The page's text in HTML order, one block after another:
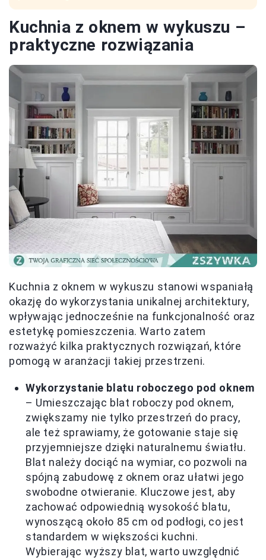
Kuchnia z oknem w wykuszu –
praktyczne rozwiązania
Kuchnia z oknem w wykuszu stanowi wspaniałą
okazję do wykorzystania unikalnej architektury,
wpływając jednocześnie na funkcjonalność oraz
estetykę pomieszczenia. Warto zatem
rozważyć kilka praktycznych rozwiązań, które
pomogą w aranżacji takiej przestrzeni.
Wykorzystanie blatu roboczego pod oknem
– Umieszczając blat roboczy pod oknem,
zwiększamy nie tylko przestrzeń do pracy,
ale też sprawiamy, że gotowanie staje się
przyjemniejsze dzięki naturalnemu światłu.
Blat należy dociąć na wymiar, co pozwoli na
spójną zabudowę z oknem oraz ułatwi jego
swobodne otwieranie. Kluczowe jest, aby
zachować odpowiednią wysokość blatu,
wynoszącą około 85 cm od podłogi, co jest
standardem w większości kuchni.
Wybierając wyższy blat, warto uwzględnić